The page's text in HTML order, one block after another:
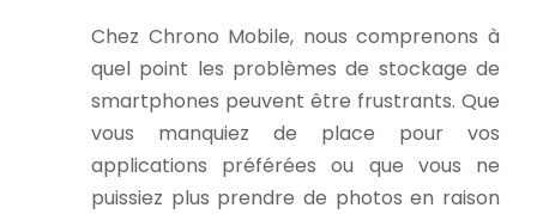
Chez Chrono Mobile, nous comprenons à
quel point les problèmes de stockage de
smartphones peuvent être frustrants. Que
vous manquiez de place pour vos
applications préférées ou que vous ne
puissiez plus prendre de photos en raison